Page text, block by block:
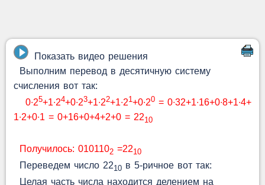
Показать видео решения
Выполним перевод в десятичную систему
счисления вот так:
0∙25+1∙24+0∙23+1∙22+1∙21+0∙20= 0∙32+1∙16+0∙8+1∙4+
1∙2+0∙1 = 0+16+0+4+2+0 = 2210
Получилось: 0101102=2210
Переведем число 2210в 5-ричное вот так:
Целая часть числа находится делением на